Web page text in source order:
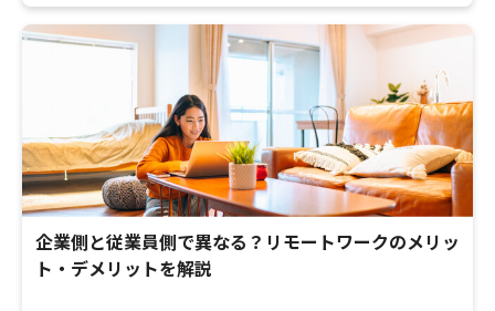
企業側と従業員側で異なる？リモートワークのメリッ
ト・デメリットを解説